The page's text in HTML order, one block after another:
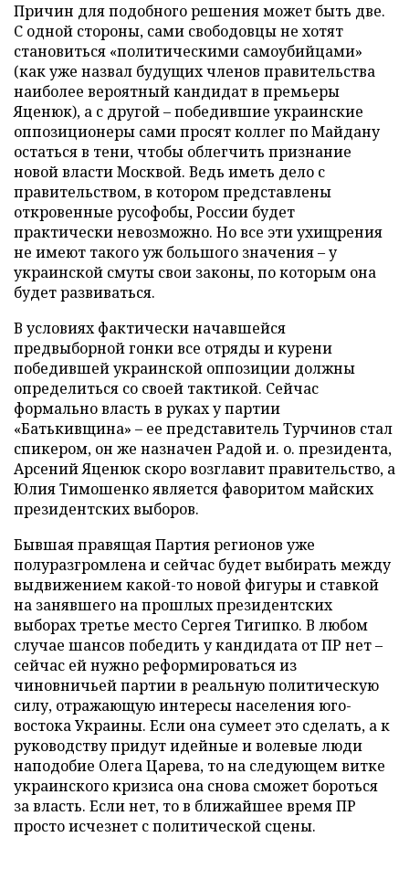
Причин для подобного решения может быть две.
С одной стороны, сами свободовцы не хотят
становиться «политическими самоубийцами»
(как уже назвал будущих членов правительства
наиболее вероятный кандидат в премьеры
Яценюк), а с другой – победившие украинские
оппозиционеры сами просят коллег по Майдану
остаться в тени, чтобы облегчить признание
новой власти Москвой. Ведь иметь дело с
правительством, в котором представлены
откровенные русофобы, России будет
практически невозможно. Но все эти ухищрения
не имеют такого уж большого значения – у
украинской смуты свои законы, по которым она
будет развиваться.
В условиях фактически начавшейся
предвыборной гонки все отряды и курени
победившей украинской оппозиции должны
определиться со своей тактикой. Сейчас
формально власть в руках у партии
«Батькивщина» – ее представитель Турчинов стал
спикером, он же назначен Радой и. о. президента,
Арсений Яценюк скоро возглавит правительство, а
Юлия Тимошенко является фаворитом майских
президентских выборов.
Бывшая правящая Партия регионов уже
полуразгромлена и сейчас будет выбирать между
выдвижением какой-то новой фигуры и ставкой
на занявшего на прошлых президентских
выборах третье место Сергея Тигипко. В любом
случае шансов победить у кандидата от ПР нет –
сейчас ей нужно реформироваться из
чиновничьей партии в реальную политическую
силу, отражающую интересы населения юго-
востока Украины. Если она сумеет это сделать, а к
руководству придут идейные и волевые люди
наподобие Олега Царева, то на следующем витке
украинского кризиса она снова сможет бороться
за власть. Если нет, то в ближайшее время ПР
просто исчезнет с политической сцены.